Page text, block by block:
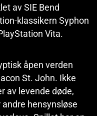
av SIE Bend
klassikern Syphon
Vita.
åpen verden
St. John. Ikke
av levende døde,
hensynsløse